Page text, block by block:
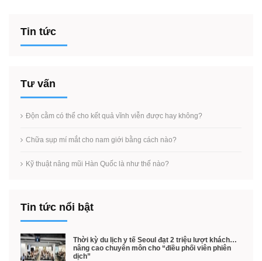
Tin tức
Tư vấn
Độn cằm có thể cho kết quả vĩnh viễn được hay không?
Chữa sụp mí mắt cho nam giới bằng cách nào?
Kỹ thuật nâng mũi Hàn Quốc là như thế nào?
Tin tức nổi bật
Thời kỳ du lịch y tế Seoul đạt 2 triệu lượt khách…
nâng cao chuyên môn cho “điều phối viên phiên
dịch”